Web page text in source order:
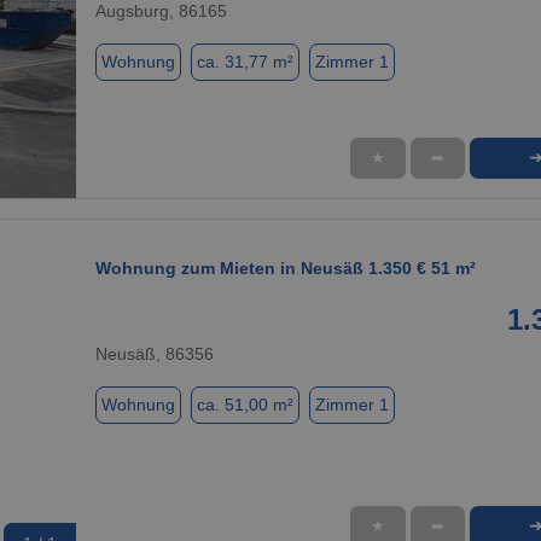
Augsburg, 86165
Wohnung ca. 31,77 m² Zimmer 1
★ ➦ ➜
Wohnung zum Mieten in Neusäß 1.350 € 51 m²
Neusäß, 86356
Wohnung ca. 51,00 m² Zimmer 1
★ ➦ ➜